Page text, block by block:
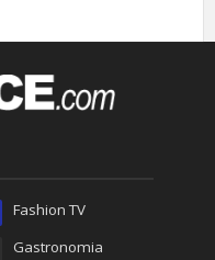
Fashion TV
Gastronomia